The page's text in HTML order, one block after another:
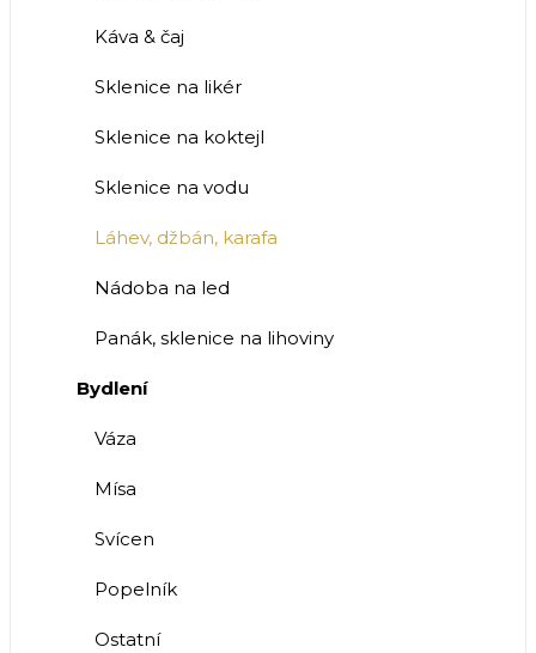
Káva & čaj
Sklenice na likér
Sklenice na koktejl
Sklenice na vodu
Láhev, džbán, karafa
Nádoba na led
Panák, sklenice na lihoviny
Bydlení
Váza
Mísa
Svícen
Popelník
Ostatní